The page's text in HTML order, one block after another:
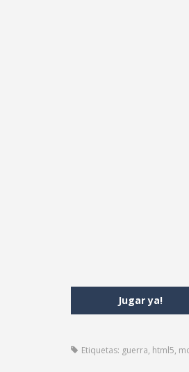
Jugar ya!
Etiquetas: guerra, html5,